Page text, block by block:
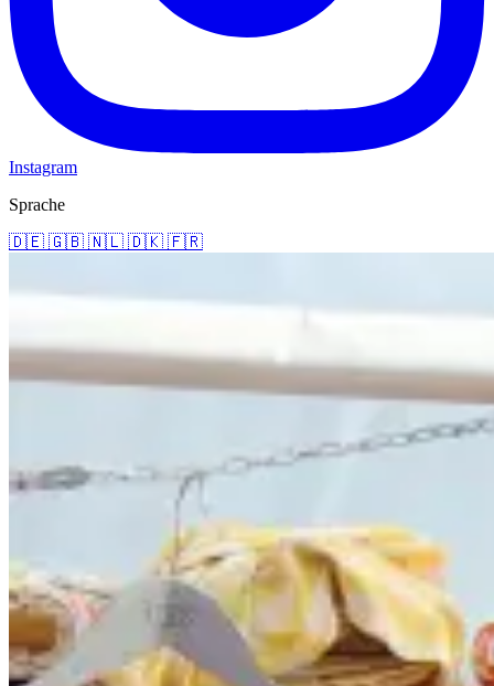
Instagram
Sprache
🇩🇪 🇬🇧 🇳🇱 🇩🇰 🇫🇷